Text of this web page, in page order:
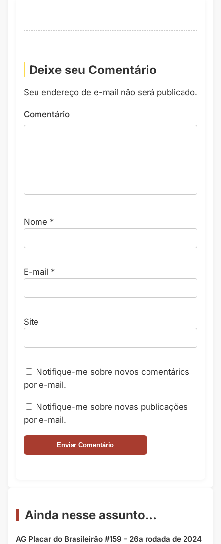
Deixe seu Comentário
Seu endereço de e-mail não será publicado.
Comentário
Nome *
E-mail *
Site
Notifique-me sobre novos comentários
por e-mail.
Notifique-me sobre novas publicações
por e-mail.
Ainda nesse assunto...
AG Placar do Brasileirão #159 - 26a rodada de 2024